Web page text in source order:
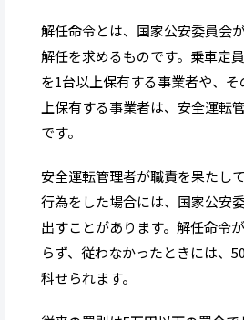
解任命令とは、国家公安委員会
解任を求めるものです。乗車定
を1台以上保有する事業者や、
上保有する事業者は、安全運転
です。
安全運転管理者が職責を果たし
行為をした場合には、国家公安
出すことがあります。解任命令
らず、従わなかったときには、
科せられます。